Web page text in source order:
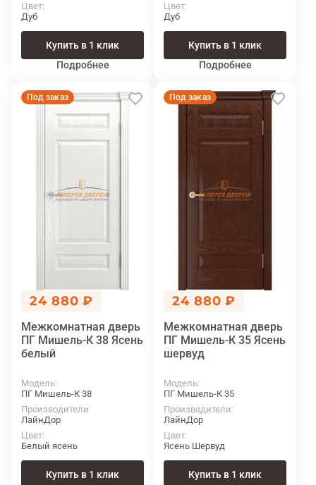
Цвет
Дуб
Купить в 1 клик
Подробнее
Цвет
Дуб
Купить в 1 клик
Подробнее
Под заказ
24 880 ₽
Межкомнатная дверь
ПГ Мишель-К 38 Ясень
белый
Модель
ПГ Мишель-К 38
Производители
ЛайнДор
Цвет
Белый ясень
Купить в 1 клик
Под заказ
24 880 ₽
Межкомнатная дверь
ПГ Мишель-К 35 Ясень
шервуд
Модель
ПГ Мишель-К 35
Производители
ЛайнДор
Цвет
Ясень Шервуд
Купить в 1 клик